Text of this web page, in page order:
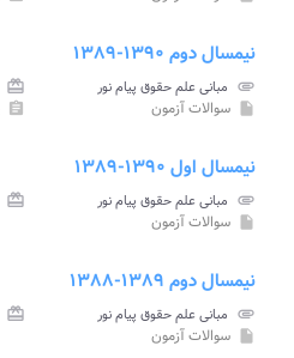
نیمسال دوم ۱۳۹۰-۱۳۸۹
attachment مبانی علم حقوق پیام نور card_giftcard
insert_drive_file سوالات آزمون assignment
نیمسال اول ۱۳۹۰-۱۳۸۹
attachment مبانی علم حقوق پیام نور card_giftcard
insert_drive_file سوالات آزمون
نیمسال دوم ۱۳۸۹-۱۳۸۸
attachment مبانی علم حقوق پیام نور card_giftcard
insert_drive_file سوالات آزمون